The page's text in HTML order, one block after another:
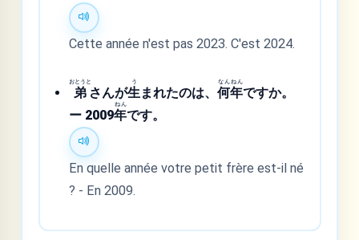
Cette année n'est pas 2023. C'est 2024.
弟
おとうと
さんが生
う
まれたのは、何
なん
年
ねん
ですか。
ー 2009年
ねん
です。
En quelle année votre petit frère est-il né
? - En 2009.